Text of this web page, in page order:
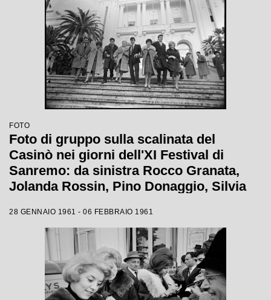
FOTO
Foto di gruppo sulla scalinata del
Casinò nei giorni dell'XI Festival di
Sanremo: da sinistra Rocco Granata,
Jolanda Rossin, Pino Donaggio, Silvia
Renis e Betty Curtis
28 GENNAIO 1961 - 06 FEBBRAIO 1961